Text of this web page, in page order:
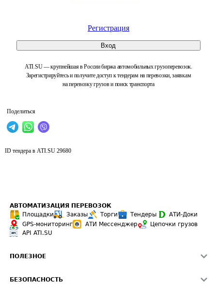
Регистрация
Вход
ATI.SU — крупнейшая в России биржа автомобильных грузоперевозок.
Зарегистрируйтесь и получите доступ к тендерам на перевозки, заявкам
на перевозку грузов и поиск транспорта
Поделиться
ID тендера в ATI.SU 29680
АВТОМАТИЗАЦИЯ ПЕРЕВОЗОК
Площадки
Заказы Торги Тендеры
АТИ-Доки
GPS-мониторинг
АТИ Мессенджер
Цепочки грузов
API ATI.SU
ПОЛЕЗНОЕ
БЕЗОПАСНОСТЬ